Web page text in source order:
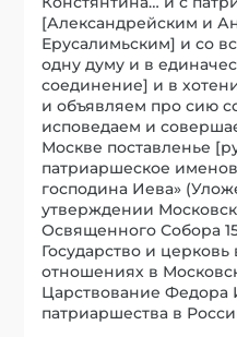
[Александрейским и
Ерусалимьским] и со
одну думу и в
соединение] и в
и объявляем про сию
исповедаем и
Москве поставленье
патриаршеское
господина Иева»
утверждении
Освященного Собора
Государство и
отношениях в
Царствование
патриаршества в